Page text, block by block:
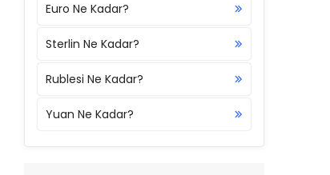
Euro Ne Kadar?
Sterlin Ne Kadar?
Rublesi Ne Kadar?
Yuan Ne Kadar?